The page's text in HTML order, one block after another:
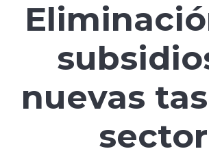
nuevas
sector